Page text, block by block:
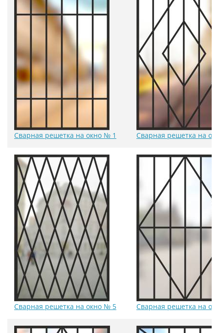
Сварная решетка на окно № 1 Сварная решетка на
Сварная решетка на окно № 5 Сварная решетка на